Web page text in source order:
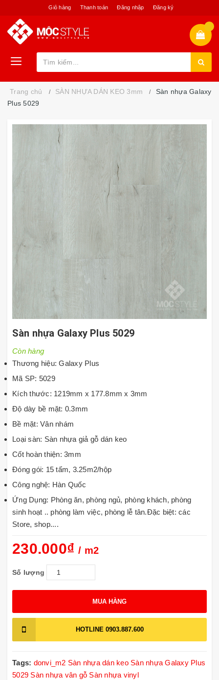
Giỏ hàng Thanh toán Đăng nhập Đăng ký
Trang chủ SÀN NHỰA DÁN KEO 3mm
Sàn nhựa Galaxy
Plus 5029
Sàn nhựa Galaxy Plus 5029
Còn hàng
Thương hiệu: Galaxy Plus
Mã SP: 5029
Kích thước: 1219mm x 177.8mm x 3mm
Độ dày bề mặt: 0.3mm
Bề mặt: Vân nhám
Loại sàn: Sàn nhựa giả gỗ dán keo
Cốt hoàn thiện: 3mm
Đóng gói: 15 tấm, 3.25m2/hộp
Công nghệ: Hàn Quốc
Ứng Dụng: Phòng ăn, phòng ngủ, phòng khách, phòng
sinh hoạt .. phòng làm việc, phòng lễ tân.Đặc biệt: các
Store, shop....
230.000₫/ m2
Số lượng
MUA HÀNG
HOTLINE 0903.887.600
Tags: donvi_m2 Sàn nhựa dán keo Sàn nhựa Galaxy Plus
5029 Sàn nhựa vân gỗ Sàn nhựa vinyl